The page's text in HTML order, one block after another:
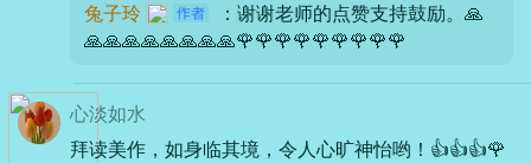
器材：HUAWEI
HUAWEI Pocket 2
兔子玲
：谢谢老师的点赞支持鼓励。🙏
🙏🙏🙏🙏🙏🙏🙏🙏🌹🌹🌹🌹🌹🌹🌹🌹🌹
心淡如水
拜读美作，如身临其境，令人心旷神怡哟！👍👍👍🌹